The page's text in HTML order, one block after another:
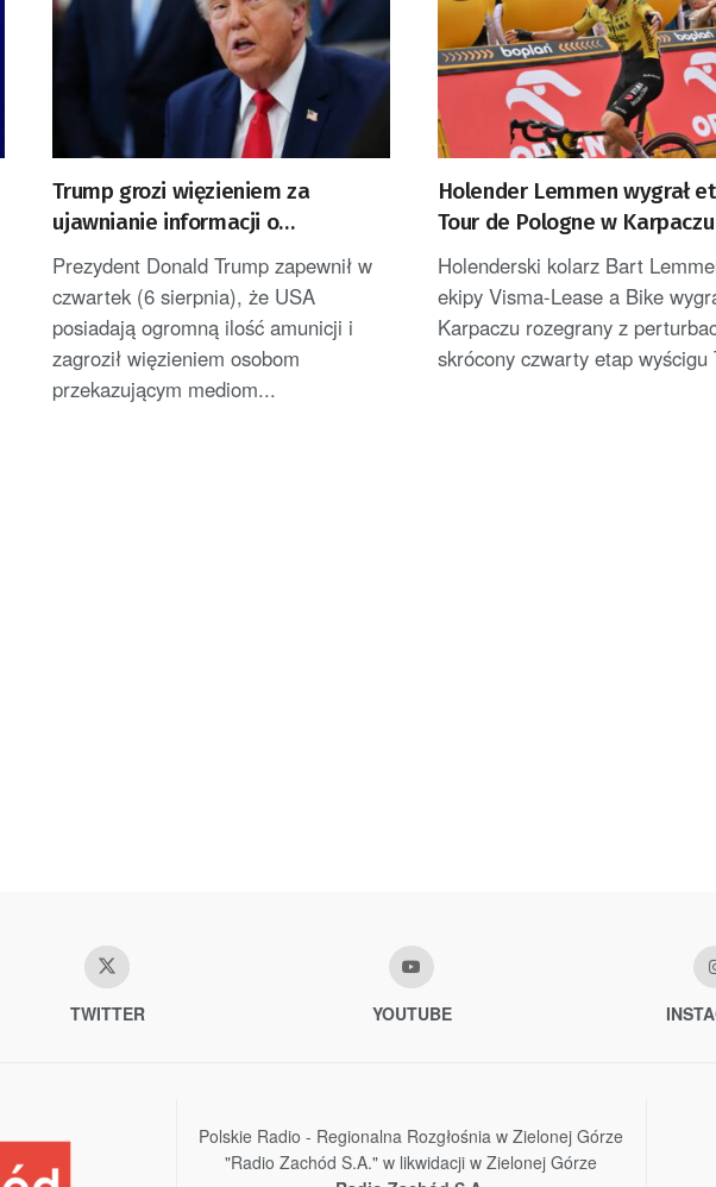
Trump grozi więzieniem za
ujawnianie informacji o
uszczuplonych zapasach amunicji
Prezydent Donald Trump zapewnił w
czwartek (6 sierpnia), że USA
posiadają ogromną ilość amunicji i
zagroził więzieniem osobom
przekazującym mediom...
Holender Lemmen wygrał
Tour de Pologne w
został liderem
Holenderski kolarz Bart
ekipy Visma-Lease a Bike
Karpaczu rozegrany z
skrócony czwarty etap wyścigu
TWITTER YOUTUBE
Polskie Radio - Regionalna Rozgłośnia w Zielonej Górze
"Radio Zachód S.A." w likwidacji w Zielonej Górze